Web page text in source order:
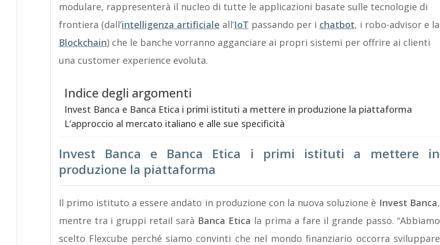
modulare, rappresenterà il nucleo di tutte le applicazioni basate sulle tecnologie di
frontiera (dall’intelligenza artificiale all’IoT passando per i chatbot, i robo-advisor e la
Blockchain) che le banche vorranno agganciare ai propri sistemi per offrire ai clienti
una customer experience evoluta.
Indice degli argomenti
Invest Banca e Banca Etica i primi istituti a mettere in produzione la piattaforma
L’approccio al mercato italiano e alle sue specificità
Invest Banca e Banca Etica i primi istituti a mettere in
produzione la piattaforma
Il primo istituto a essere andato in produzione con la nuova soluzione è Invest Banca,
mentre tra i gruppi retail sarà Banca Etica la prima a fare il grande passo. “Abbiamo
scelto Flexcube perché siamo convinti che nel mondo finanziario occorra sviluppare